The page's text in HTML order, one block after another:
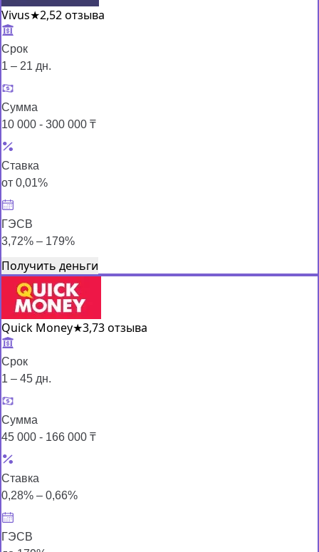
Vivus★2,52 отзыва
Срок
1 – 21 дн.
Сумма
10 000 - 300 000 ₸
Ставка
от 0,01%
ГЭСВ
3,72% – 179%
Получить деньги
Quick Money★3,73 отзыва
Срок
1 – 45 дн.
Сумма
45 000 - 166 000 ₸
Ставка
0,28% – 0,66%
ГЭСВ